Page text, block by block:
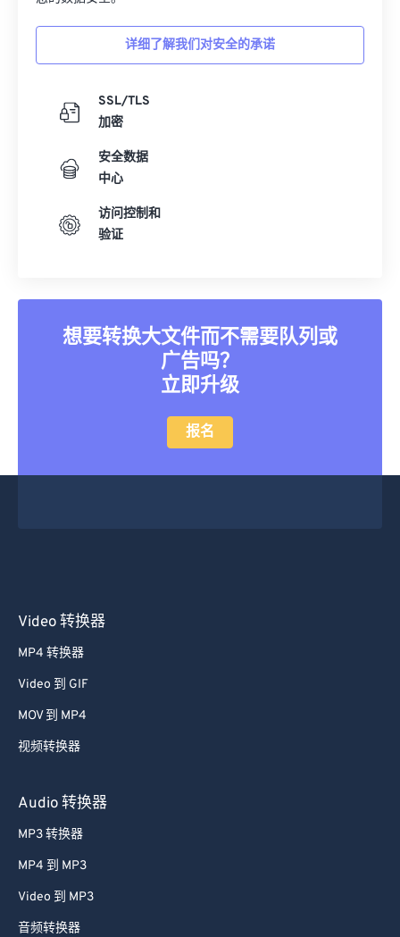
详细了解我们对安全的承诺
SSL/TLS
加密
安全数据
中心
访问控制和
验证
想要转换大文件而不需要队列或
广告吗？
立即升级
报名
Video 转换器
MP4 转换器
Video 到 GIF
MOV 到 MP4
视频转换器
Audio 转换器
MP3 转换器
MP4 到 MP3
Video 到 MP3
音频转换器